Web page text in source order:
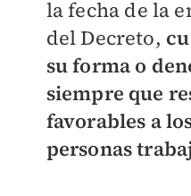
la fecha de la
del Decreto,
su forma o
siempre que
favorables a
personas